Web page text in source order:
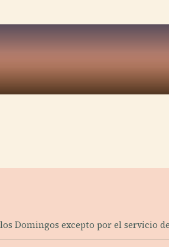
Domingos excepto por el servicio